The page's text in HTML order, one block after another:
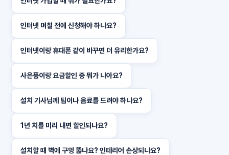
인터넷 며칠 전에 신청해야 하나요?
인터넷이랑 휴대폰 같이 바꾸면 더 유리한가요?
사은품이랑 요금할인 중 뭐가 나아요?
설치 기사님께 팁이나 음료를 드려야 하나요?
1년 치를 미리 내면 할인되나요?
설치할 때 벽에 구멍 뚫나요? 인테리어 손상되나요?